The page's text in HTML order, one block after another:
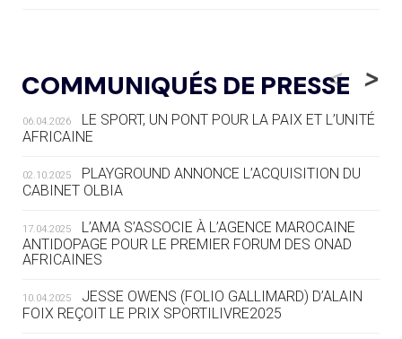
LE RÊVE DE VOIR LA LUGE ALPINE
AUX JO « N'EST PAS FINI »
05.08 — TIR À L'ARC
DES MONDIAUX À BRISBANE SUR LA
ROUTE DES JO 2032
LE VILLAGE OLYMPIQUE DES ARAVIS
SE DESSINE
LE COJOP A TROUVÉ SON VILLAGE
OLYMPIQUE LYONNAIS
COMMUNIQUÉS DE PRESSE
<
06.04.2026
LE SPORT, UN PONT POUR LA PAIX ET L’UNITÉ
AFRICAINE
02.10.2025
PLAYGROUND ANNONCE L’ACQUISITION DU
CABINET OLBIA
17.04.2025
L’AMA S’ASSOCIE À L’AGENCE MAROCAINE
ANTIDOPAGE POUR LE PREMIER FORUM DES ONAD
AFRICAINES
10.04.2025
JESSE OWENS (FOLIO GALLIMARD) D’ALAIN
FOIX REÇOIT LE PRIX SPORTILIVRE2025
>